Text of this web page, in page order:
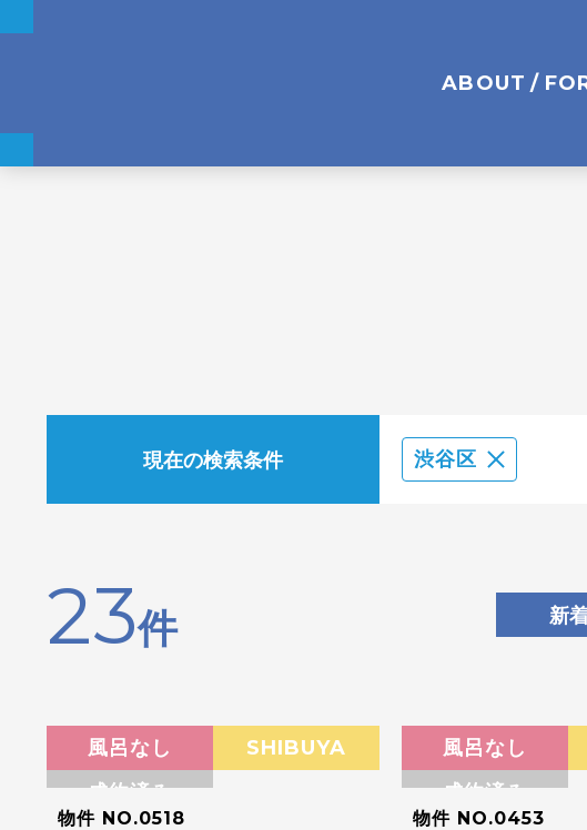
ABOUT
現在の検索条件 渋谷区
23件 新
風呂なし
SHIBUYA
成約済み
物件 NO.0518
風呂なし
成約済み
物件 NO.0453